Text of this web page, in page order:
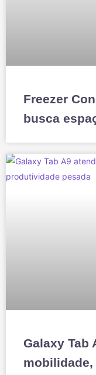
Freezer
busca
Galaxy Tab